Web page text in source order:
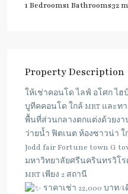
1 Bedrooms1 Bathrooms32 m
Property Description
ให้เช่าคอนโด ไลฟ์ อโศก ไฮ
บูทีคคอนโด ใกล้ MRT และท
พื้นที่ส่วนกลางตกแต่งด้วยงา
ว่ายน้ำ ฟิตเนต ห้องซาวน่า ใ
Jodd fair Fortune town G
มหาวิทยาลัยศรีนครินทรวิโ
MRT เพียง 2 สถานี
ราคาเช่า 22,000 บาท/